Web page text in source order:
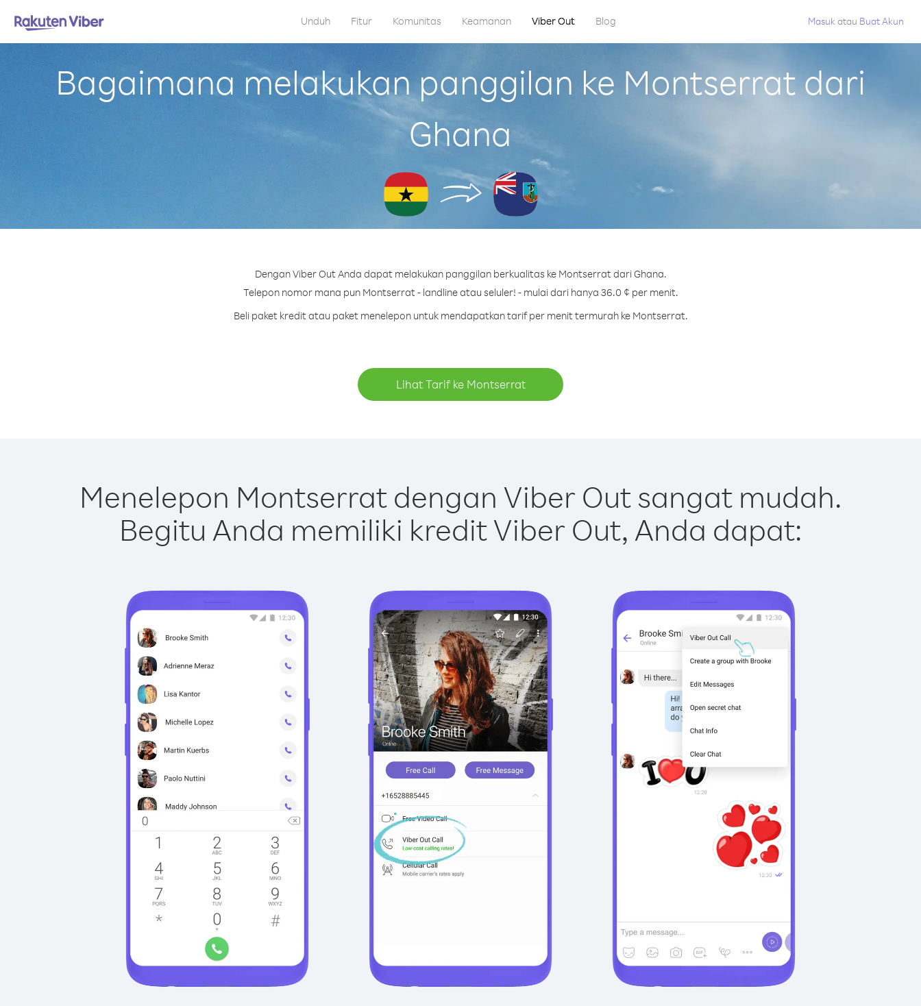
Unduh Fitur Komunitas Keamanan Viber Out Blog Masuk atau Buat Akun
Bagaimana melakukan panggilan ke Montserrat dari
Ghana
Dengan Viber Out Anda dapat melakukan panggilan berkualitas ke Montserrat dari Ghana.
Telepon nomor mana pun Montserrat - landline atau seluler! - mulai dari hanya 36.0 ¢ per menit.
Beli paket kredit atau paket menelepon untuk mendapatkan tarif per menit termurah ke Montserrat.
Lihat Tarif ke Montserrat
Menelepon Montserrat dengan Viber Out sangat mudah.
Begitu Anda memiliki kredit Viber Out, Anda dapat: